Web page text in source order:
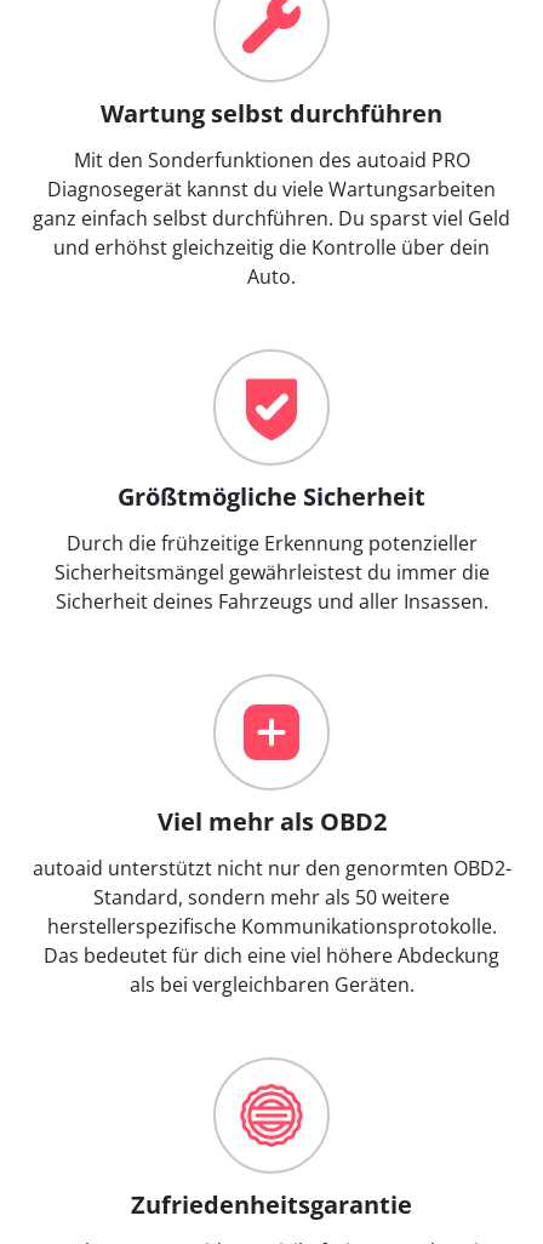
Wartung selbst durchführen
Mit den Sonderfunktionen des autoaid PRO
Diagnosegerät kannst du viele Wartungsarbeiten
ganz einfach selbst durchführen. Du sparst viel Geld
und erhöhst gleichzeitig die Kontrolle über dein
Auto.
Größtmögliche Sicherheit
Durch die frühzeitige Erkennung potenzieller
Sicherheitsmängel gewährleistest du immer die
Sicherheit deines Fahrzeugs und aller Insassen.
Viel mehr als OBD2
autoaid unterstützt nicht nur den genormten OBD2-
Standard, sondern mehr als 50 weitere
herstellerspezifische Kommunikationsprotokolle.
Das bedeutet für dich eine viel höhere Abdeckung
als bei vergleichbaren Geräten.
Zufriedenheitsgarantie